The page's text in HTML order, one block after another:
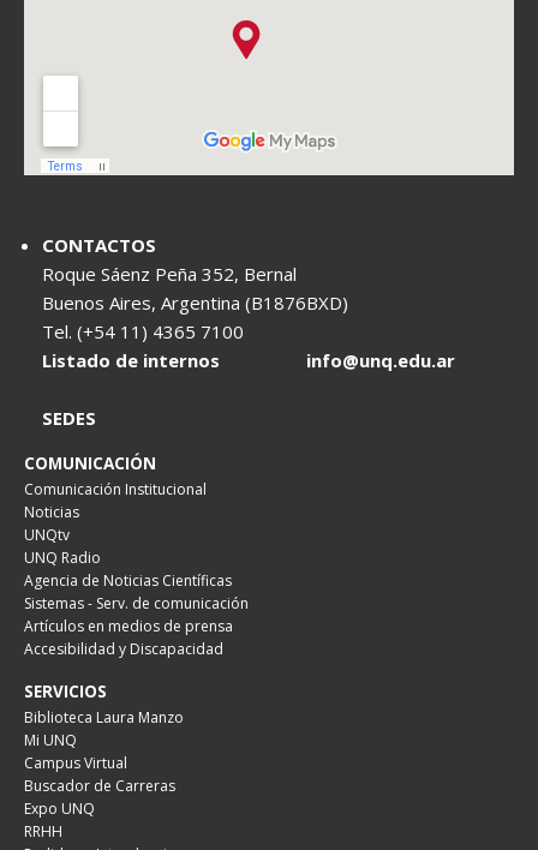
CONTACTOS
Roque Sáenz Peña 352, Bernal
Buenos Aires, Argentina (B1876BXD)
Tel. (+54 11) 4365 7100
Listado de internos
info@unq.edu.ar
SEDES
COMUNICACIÓN
Comunicación Institucional
Noticias
UNQtv
UNQ Radio
Agencia de Noticias Científicas
Sistemas - Serv. de comunicación
Artículos en medios de prensa
Accesibilidad y Discapacidad
SERVICIOS
Biblioteca Laura Manzo
Mi UNQ
Campus Virtual
Buscador de Carreras
Expo UNQ
RRHH